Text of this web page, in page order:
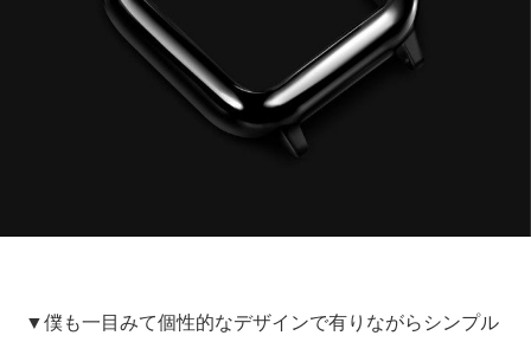
▼僕も一目みて個性的なデザインで有りながらシンプル